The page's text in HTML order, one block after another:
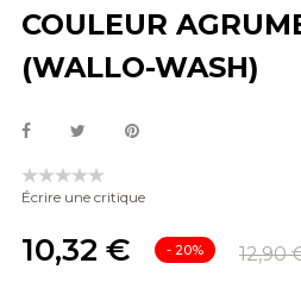
COULEUR
(WALLO-WASH)
Écrire une critique
10,32 € - 20% 12,90